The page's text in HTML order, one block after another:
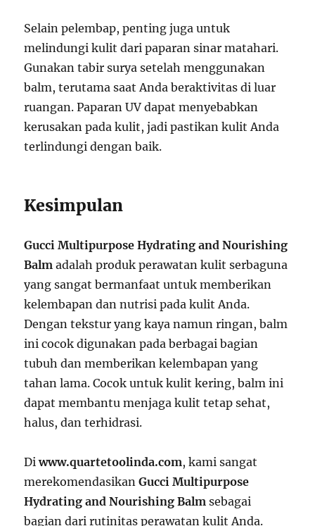
Selain pelembap, penting juga untuk
melindungi kulit dari paparan sinar matahari.
Gunakan tabir surya setelah menggunakan
balm, terutama saat Anda beraktivitas di luar
ruangan. Paparan UV dapat menyebabkan
kerusakan pada kulit, jadi pastikan kulit Anda
terlindungi dengan baik.
Kesimpulan
Gucci Multipurpose Hydrating and Nourishing
Balm adalah produk perawatan kulit serbaguna
yang sangat bermanfaat untuk memberikan
kelembapan dan nutrisi pada kulit Anda.
Dengan tekstur yang kaya namun ringan, balm
ini cocok digunakan pada berbagai bagian
tubuh dan memberikan kelembapan yang
tahan lama. Cocok untuk kulit kering, balm ini
dapat membantu menjaga kulit tetap sehat,
halus, dan terhidrasi.
Diwww.quartetoolinda.com, kami sangat
merekomendasikanGucci Multipurpose
Hydrating and Nourishing Balm sebagai
bagian dari rutinitas perawatan kulit Anda.